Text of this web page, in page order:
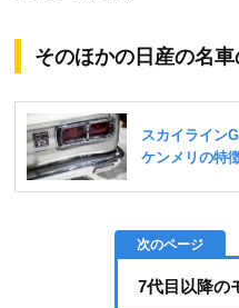
そのほかの日産の名
7代目以降の